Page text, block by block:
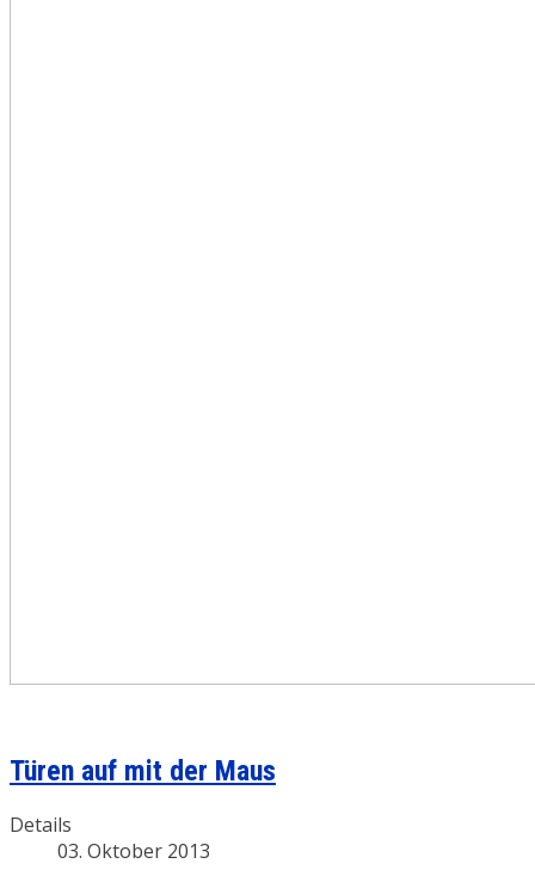
Türen auf mit der Maus
Details
03. Oktober 2013